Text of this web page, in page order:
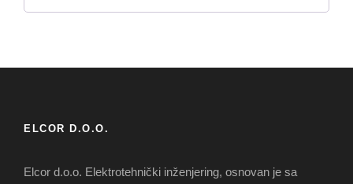
o
ELCOR D.O.O.
Elcor d.o.o. Elektrotehnički inženjering, osnovan je sa